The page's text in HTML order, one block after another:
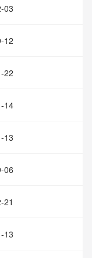
03
12
22
14
13
06
21
13